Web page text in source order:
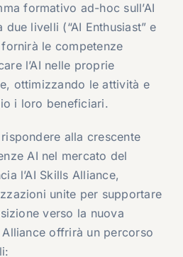
formativo ad-hoc sull’AI
livelli (“AI Enthusiast” e
fornirà le competenze
l’AI nelle proprie
ottimizzando le attività e
i loro beneficiari.
alla crescente
AI nel mercato del
l’AI Skills Alliance,
unite per supportare
verso la nuova
Alliance offrirà un percorso